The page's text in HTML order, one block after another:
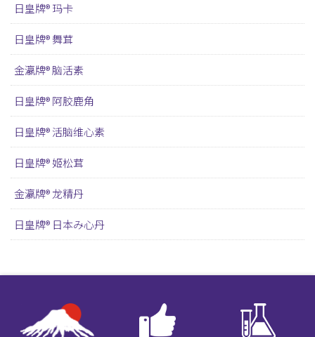
日皇牌® 玛卡
日皇牌® 舞茸
金瀛牌® 脑活素
日皇牌® 阿胶鹿角
日皇牌® 活脑维心素
日皇牌® 姬松茸
金瀛牌® 龙精丹
日皇牌® 日本み心丹